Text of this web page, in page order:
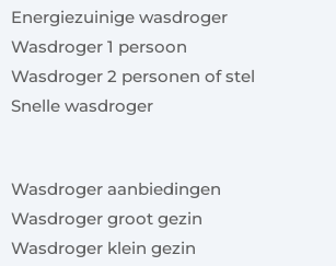
Energiezuinige wasdroger
Wasdroger 1 persoon
Wasdroger 2 personen of stel
Snelle wasdroger
Wasdroger aanbiedingen
Wasdroger groot gezin
Wasdroger klein gezin